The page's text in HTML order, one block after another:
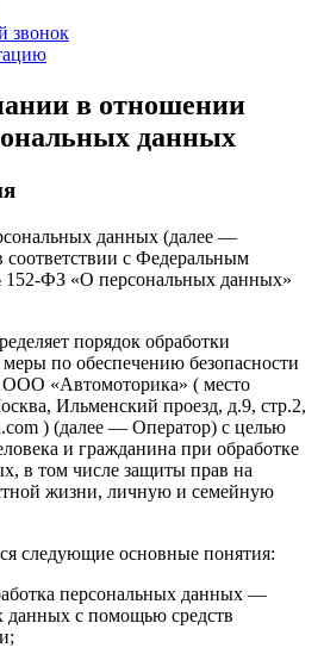
звонок
в отношении
данных
данных (далее —
соответствии с Федеральным
152-ФЗ «О персональных данных»
порядок обработки
по обеспечению безопасности
«Автомоторика» ( место
Ильменский проезд, д.9, стр.2,
) (далее — Оператор) с целью
и гражданина при обработке
в том числе защиты прав на
жизни, личную и семейную
следующие основные понятия:
персональных данных —
данных с помощью средств